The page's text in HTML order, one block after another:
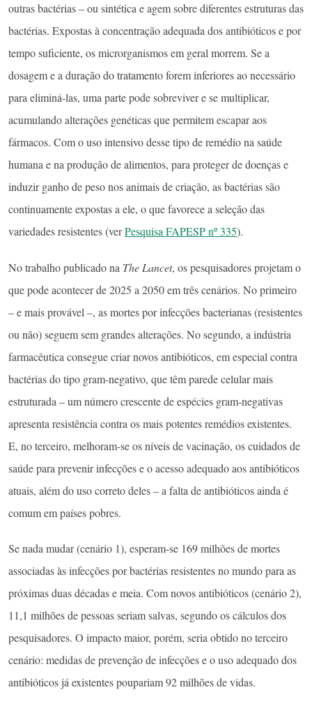
outras bactérias – ou sintética e agem sobre diferentes estruturas das
bactérias. Expostas à concentração adequada dos antibióticos e por
tempo suficiente, os microrganismos em geral morrem. Se a
dosagem e a duração do tratamento forem inferiores ao necessário
para eliminá-las, uma parte pode sobreviver e se multiplicar,
acumulando alterações genéticas que permitem escapar aos
fármacos. Com o uso intensivo desse tipo de remédio na saúde
humana e na produção de alimentos, para proteger de doenças e
induzir ganho de peso nos animais de criação, as bactérias são
continuamente expostas a ele, o que favorece a seleção das
variedades resistentes (verPesquisa FAPESP nº 335).
No trabalho publicado na The Lancet, os pesquisadores projetam o
que pode acontecer de 2025 a 2050 em três cenários. No primeiro
– e mais provável –, as mortes por infecções bacterianas (resistentes
ou não) seguem sem grandes alterações. No segundo, a indústria
farmacêutica consegue criar novos antibióticos, em especial contra
bactérias do tipo gram-negativo, que têm parede celular mais
estruturada – um número crescente de espécies gram-negativas
apresenta resistência contra os mais potentes remédios existentes.
E, no terceiro, melhoram-se os níveis de vacinação, os cuidados de
saúde para prevenir infecções e o acesso adequado aos antibióticos
atuais, além do uso correto deles – a falta de antibióticos ainda é
comum em países pobres.
Se nada mudar (cenário 1), esperam-se 169 milhões de mortes
associadas às infecções por bactérias resistentes no mundo para as
próximas duas décadas e meia. Com novos antibióticos (cenário 2),
11,1 milhões de pessoas seriam salvas, segundo os cálculos dos
pesquisadores. O impacto maior, porém, seria obtido no terceiro
cenário: medidas de prevenção de infecções e o uso adequado dos
antibióticos já existentes poupariam 92 milhões de vidas.